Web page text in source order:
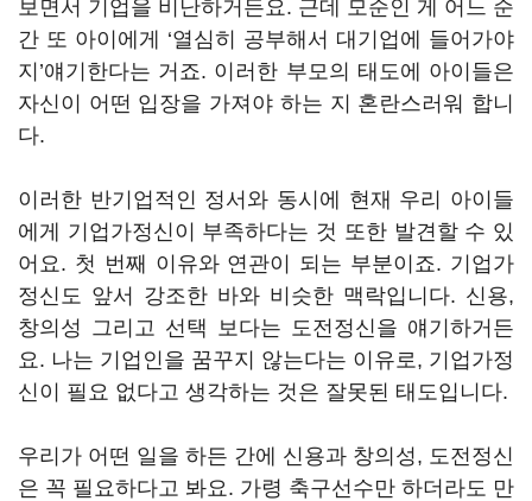
보면서 기업을 비난하거든요. 근데 모순인 게 어느 순
간 또 아이에게 ‘열심히 공부해서 대기업에 들어가야
지’얘기한다는 거죠. 이러한 부모의 태도에 아이들은
자신이 어떤 입장을 가져야 하는 지 혼란스러워 합니
다.
이러한 반기업적인 정서와 동시에 현재 우리 아이들
에게 기업가정신이 부족하다는 것 또한 발견할 수 있
어요. 첫 번째 이유와 연관이 되는 부분이죠. 기업가
정신도 앞서 강조한 바와 비슷한 맥락입니다. 신용,
창의성 그리고 선택 보다는 도전정신을 얘기하거든
요. 나는 기업인을 꿈꾸지 않는다는 이유로, 기업가정
신이 필요 없다고 생각하는 것은 잘못된 태도입니다.
우리가 어떤 일을 하든 간에 신용과 창의성, 도전정신
은 꼭 필요하다고 봐요. 가령 축구선수만 하더라도 만